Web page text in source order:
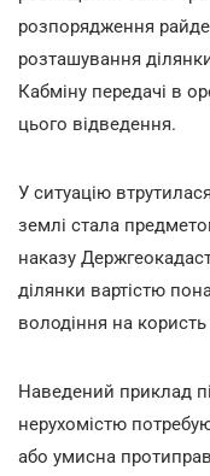
розпорядження
розташування
Кабміну передачі в
цього відведення.
У ситуацію
землі стала
наказу
ділянки вартістю
володіння на
Наведений приклад
нерухомістю
або умисна